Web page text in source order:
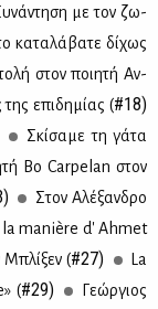
με τον ζω­
κα­τα­λά­βα­τε δί­χως
στον ποι­η­τή Αν­
επι­δη­μί­ας (#18)
Σκί­σα­με τη γά­τα
Bo Carpelan στον
Στον Αλέ­ξαν­δρο
la manière d' Ahmet
Μπλί­ξεν (#27)
La
(#29)
Γε­ώρ­γιος